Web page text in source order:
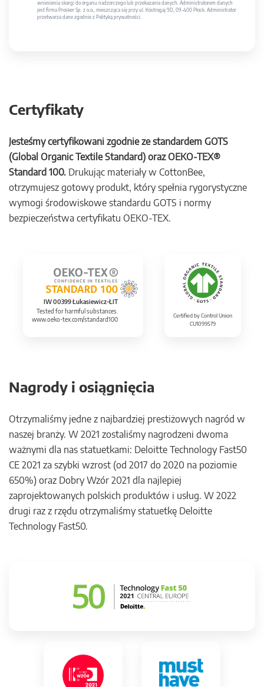
wniesienia skargi do organu nadzorczego lub przekazania danych. Administratorem danych
jest firma Prosker Sp. z o.o., mieszcząca się przy ul. Kostrogaj 9D, 09-400 Płock. Administrator
przetwarza dane zgodnie z Polityką prywatności.
Certyfikaty
Jesteśmy certyfikowani zgodnie ze standardem GOTS
(Global Organic Textile Standard) oraz OEKO-TEX®
Standard 100. Drukując materiały w CottonBee,
otrzymujesz gotowy produkt, który spełnia rygorystyczne
wymogi środowiskowe standardu GOTS i normy
bezpieczeństwa certyfikatu OEKO-TEX.
IW 00399 Łukasiewicz-ŁIT
Tested for harmful substances.
www.oeko-tex.com/standard100
Certified by Control Union
CU1099579
Nagrody i osiągnięcia
Otrzymaliśmy jedne z najbardziej prestiżowych nagród w
naszej branży. W 2021 zostaliśmy nagrodzeni dwoma
ważnymi dla nas statuetkami: Deloitte Technology Fast50
CE 2021 za szybki wzrost (od 2017 do 2020 na poziomie
650%) oraz Dobry Wzór 2021 dla najlepiej
zaprojektowanych polskich produktów i usług. W 2022
drugi raz z rzędu otrzymaliśmy statuetkę Deloitte
Technology Fast50.